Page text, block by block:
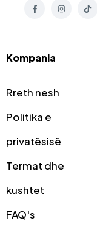
Kompania
Rreth nesh
Politika e
privatësisë
Termat dhe
kushtet
FAQ's